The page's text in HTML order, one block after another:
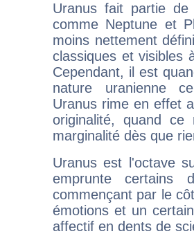
Uranus fait partie
comme Neptune et
moins nettement
classiques et visibles
Cependant, il est
nature uranienne
Uranus rime en effet
originalité, quand ce
marginalité dès que
Uranus est l'octave
emprunte
commençant par le
émotions et un
affectif en dents de